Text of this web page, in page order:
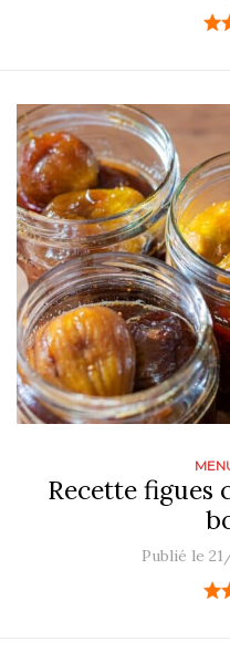
Recette figues
Publié le